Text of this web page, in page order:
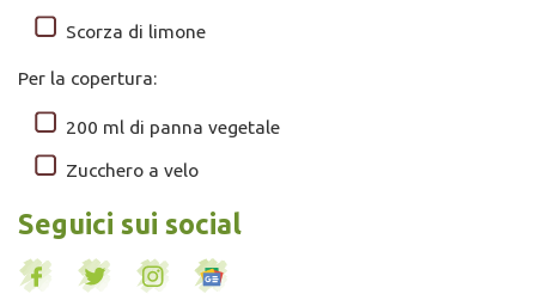
Scorza di limone
Per la copertura:
200 ml di panna vegetale
Zucchero a velo
Seguici sui social